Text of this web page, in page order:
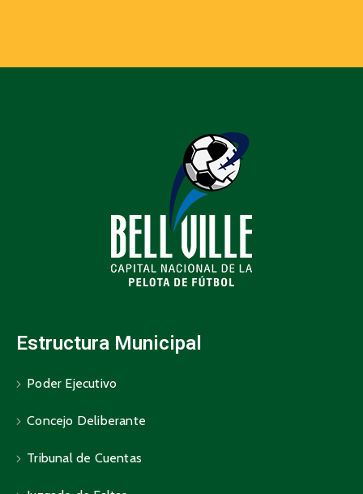
Estructura Municipal
Poder Ejecutivo
Concejo Deliberante
Tribunal de Cuentas